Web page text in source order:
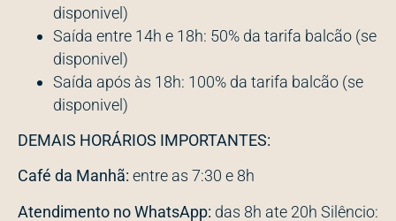
disponivel)
Saída entre 14h e 18h: 50% da tarifa balcão (se
disponivel)
Saída após às 18h: 100% da tarifa balcão (se
disponivel)
DEMAIS HORÁRIOS IMPORTANTES:
Café da Manhã: entre as 7:30 e 8h
Atendimento no WhatsApp: das 8h ate 20h Silêncio: